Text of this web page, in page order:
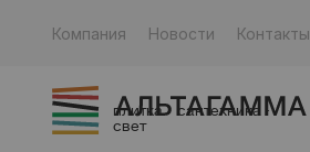
Компания Новости Контакты
плитка · сантехника ·
свет